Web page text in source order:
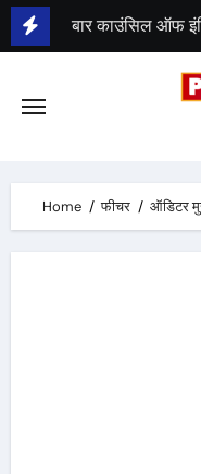
Skip
to
भीम सेना का भारत
Home फीचर ऑडिटर